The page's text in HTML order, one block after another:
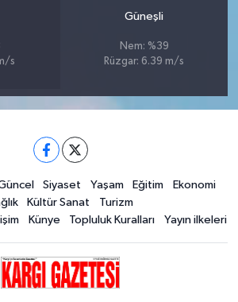
s
Güneşli
Nem: %39
Rüzgar: 6.39 m/s
Siyaset Yaşam Eğitim
Ekonomi
Kültür Sanat
Turizm
Künye Topluluk Kuralları Yayın ilkeleri